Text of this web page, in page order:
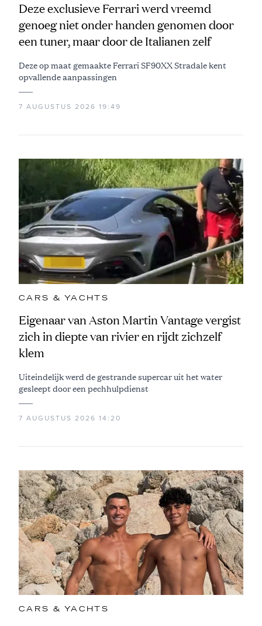
Deze exclusieve Ferrari werd vreemd
genoeg niet onder handen genomen door
een tuner, maar door de Italianen zelf
Deze op maat gemaakte Ferrari SF90XX Stradale kent
opvallende aanpassingen
7 AUGUSTUS 2026 19:49
CARS & YACHTS
Eigenaar van Aston Martin Vantage vergist
zich in diepte van rivier en rijdt zichzelf
klem
Uiteindelijk werd de gestrande supercar uit het water
gesleept door een pechhulpdienst
7 AUGUSTUS 2026 14:20
CARS & YACHTS